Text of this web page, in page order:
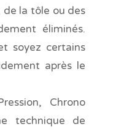
de la tôle ou des
éliminés.
soyez certains
après le
Chrono
technique de